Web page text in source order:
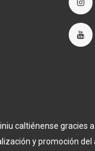
caltiénense gracies
y promoción del